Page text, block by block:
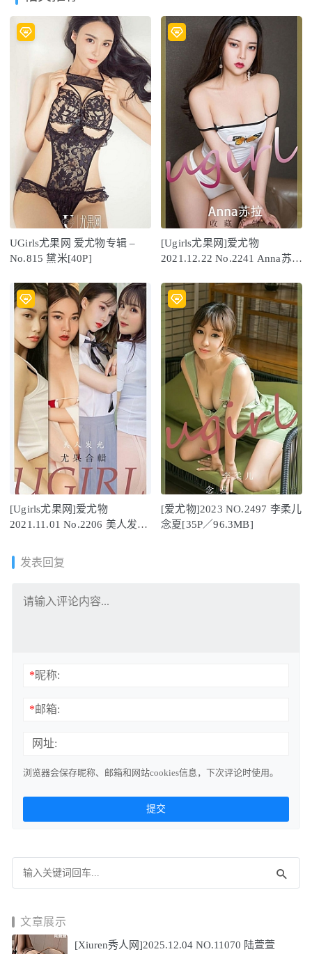
UGirls尤果网 爱尤物专辑 –
No.815 黛米[40P]
[Ugirls尤果网]爱尤物
2021.12.22 No.2241 Anna苏拉
[Ugirls尤果网]爱尤物
2021.11.01 No.2206 美人发光
[爱尤物]2023 NO.2497 李柔儿
念夏[35P／96.3MB]
发表回复
*昵称:
*邮箱:
网址:
浏览器会保存昵称、邮箱和网站cookies信息，下次评论时使用。
文章展示
[Xiuren秀人网]2025.12.04 NO.11070 陆萱萱